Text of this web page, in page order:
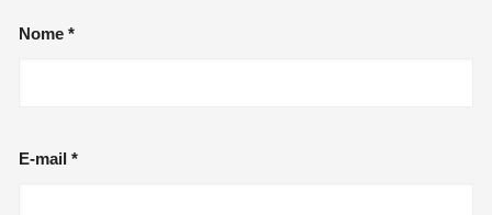
Nome*
E-mail*